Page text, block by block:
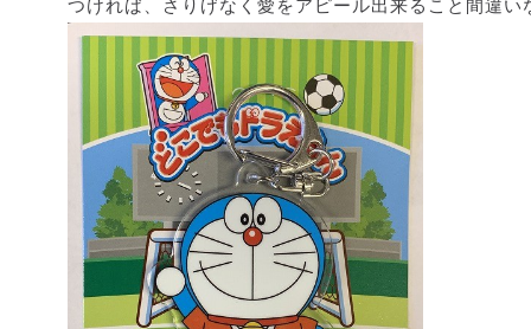
つければ、さりげなく愛をアピール出来ること間違い